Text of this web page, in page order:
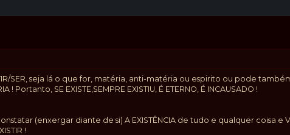
SER, seja lá o que for, matéria, anti-matéria ou espirito ou pode
! Portanto, SE EXISTE,SEMPRE EXISTIU, É ETERNO, É INCAUSADO !
(enxergar diante de si) A EXISTÊNCIA de tudo e qualquer coisa e
!